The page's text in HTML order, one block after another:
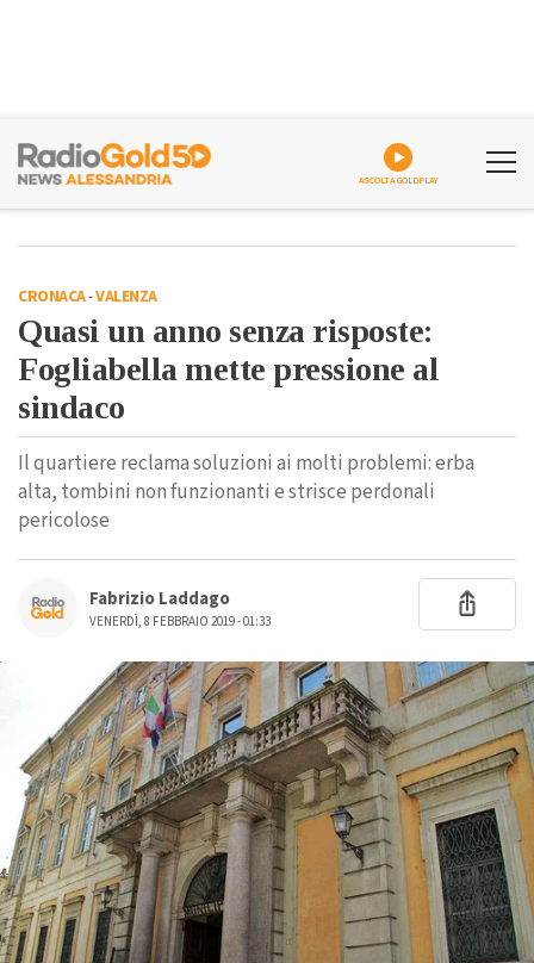
ASCOLTA GOLDPLAY
CRONACA-VALENZA
Quasi un anno senza risposte:
Fogliabella mette pressione al
sindaco
Il quartiere reclama soluzioni ai molti problemi: erba
alta, tombini non funzionanti e strisce perdonali
pericolose
Fabrizio Laddago
VENERDÌ, 8 FEBBRAIO 2019 - 01:33